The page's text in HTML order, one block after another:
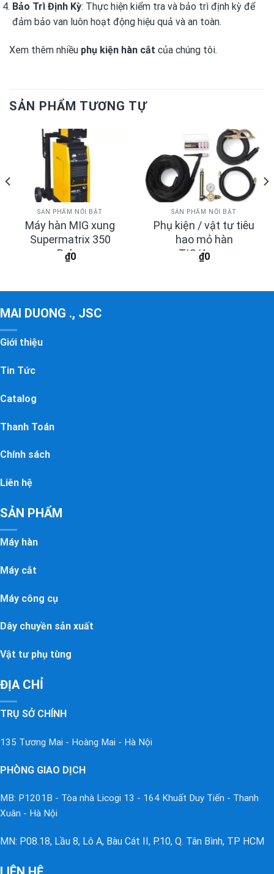
Bảo Trì Định Kỳ: Thực hiện kiểm tra và bảo trì định kỳ để
đảm bảo van luôn hoạt động hiệu quả và an toàn.
Xem thêm nhiều phụ kiện hàn cắt của chúng tôi.
SẢN PHẨM TƯƠNG TỰ
SẢN PHẨM NỔI BẬT
Máy hàn MIG xung
Supermatrix 350
Pulse
₫0
SẢN PHẨM NỔI BẬT
Phụ kiện / vật tư tiêu
hao mỏ hàn
TIG/Argon
₫0
MAI DUONG ., JSC
Giới thiệu
Tin Tức
Catalog
Thanh Toán
Chính sách
Liên hệ
SẢN PHẨM
Máy hàn
Máy cắt
Máy công cụ
Dây chuyền sản xuất
Vật tư phụ tùng
ĐỊA CHỈ
TRỤ SỞ CHÍNH
135 Tương Mai - Hoàng Mai - Hà Nội
PHÒNG GIAO DỊCH
MB: P1201B - Tòa nhà Licogi 13 - 164 Khuất Duy Tiến - Thanh
Xuân - Hà Nội
MN: P08.18, Lầu 8, Lô A, Bàu Cát II, P.10, Q. Tân Bình, TP HCM